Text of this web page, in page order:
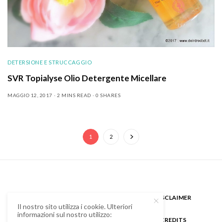
DETERSIONE E STRUCCAGGIO
SVR Topialyse Olio Detergente Micellare
MAGGIO 12, 2017 2 MINS READ 0 SHARES
1 2
DISCLAIMER
CREDITS
Il nostro sito utilizza i cookie. Ulteriori
informazioni sul nostro utilizzo: